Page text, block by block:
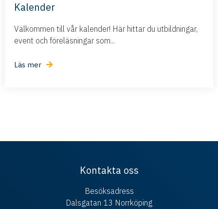
Kalender
Välkommen till vår kalender! Här hittar du utbildningar,
event och föreläsningar som...
Läs mer
Kontakta oss
Besöksadress
Dalsgatan 13 Norrköping